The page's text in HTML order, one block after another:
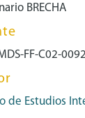
BRECHA
FF-C02-0092
de Estudios